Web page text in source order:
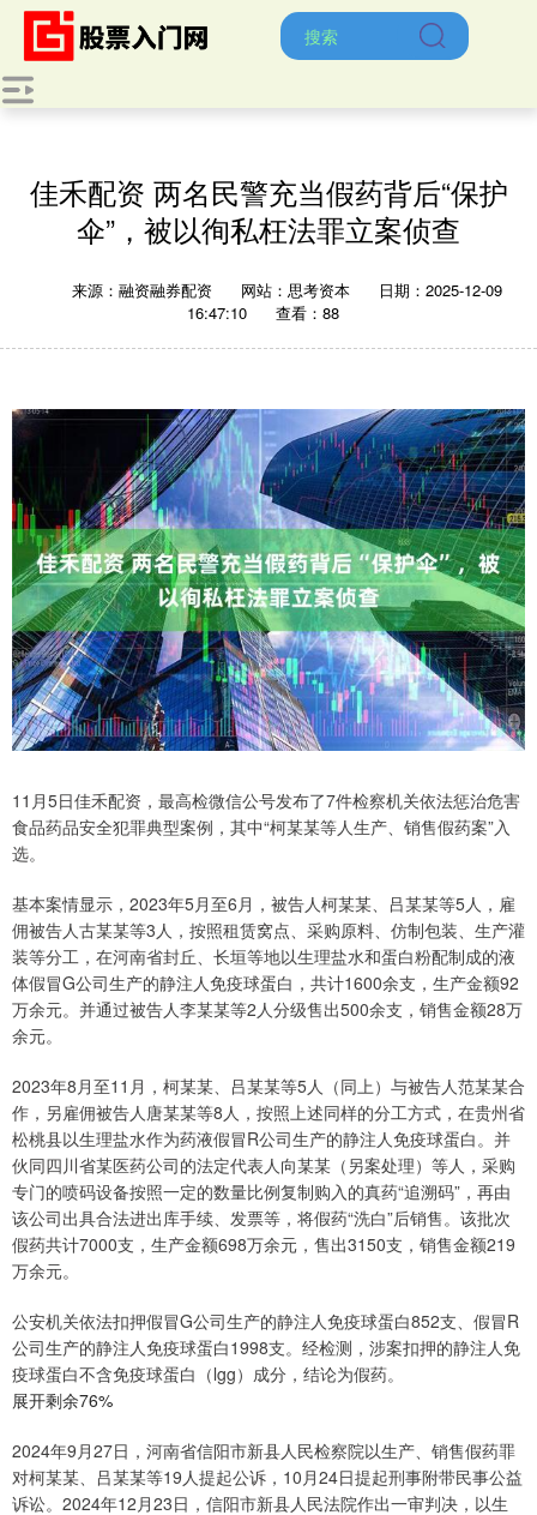
佳禾配资 两名民警充当假药背后“保护
伞”，被以徇私枉法罪立案侦查
来源：融资融券配资 网站：思考资本
日期：2025-12-09
16:47:10
查看：88
11月5日佳禾配资，最高检微信公号发布了7件检察机关依法惩治危害
食品药品安全犯罪典型案例，其中“柯某某等人生产、销售假药案”入
选。
基本案情显示，2023年5月至6月，被告人柯某某、吕某某等5人，雇
佣被告人古某某等3人，按照租赁窝点、采购原料、仿制包装、生产灌
装等分工，在河南省封丘、长垣等地以生理盐水和蛋白粉配制成的液
体假冒G公司生产的静注人免疫球蛋白，共计1600余支，生产金额92
万余元。并通过被告人李某某等2人分级售出500余支，销售金额28万
余元。
2023年8月至11月，柯某某、吕某某等5人（同上）与被告人范某某合
作，另雇佣被告人唐某某等8人，按照上述同样的分工方式，在贵州省
松桃县以生理盐水作为药液假冒R公司生产的静注人免疫球蛋白。并
伙同四川省某医药公司的法定代表人向某某（另案处理）等人，采购
专门的喷码设备按照一定的数量比例复制购入的真药“追溯码”，再由
该公司出具合法进出库手续、发票等，将假药“洗白”后销售。该批次
假药共计7000支，生产金额698万余元，售出3150支，销售金额219
万余元。
公安机关依法扣押假冒G公司生产的静注人免疫球蛋白852支、假冒R
公司生产的静注人免疫球蛋白1998支。经检测，涉案扣押的静注人免
疫球蛋白不含免疫球蛋白（lgg）成分，结论为假药。
展开剩余76%
2024年9月27日，河南省信阳市新县人民检察院以生产、销售假药罪
对柯某某、吕某某等19人提起公诉，10月24日提起刑事附带民事公益
诉讼。2024年12月23日，信阳市新县人民法院作出一审判决，以生